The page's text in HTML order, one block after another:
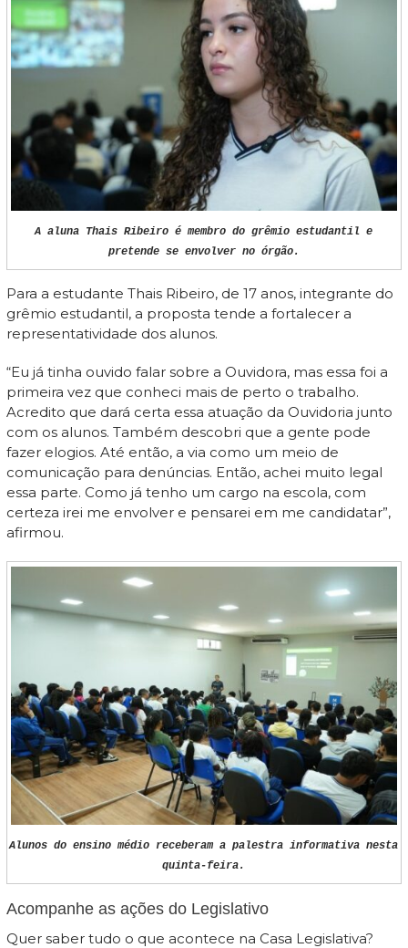
A aluna Thais Ribeiro é membro do grêmio estudantil e
pretende se envolver no órgão.
Para a estudante Thais Ribeiro, de 17 anos, integrante do
grêmio estudantil, a proposta tende a fortalecer a
representatividade dos alunos.
“Eu já tinha ouvido falar sobre a Ouvidora, mas essa foi a
primeira vez que conheci mais de perto o trabalho.
Acredito que dará certa essa atuação da Ouvidoria junto
com os alunos. Também descobri que a gente pode
fazer elogios. Até então, a via como um meio de
comunicação para denúncias. Então, achei muito legal
essa parte. Como já tenho um cargo na escola, com
certeza irei me envolver e pensarei em me candidatar”,
afirmou.
Alunos do ensino médio receberam a palestra informativa nesta
quinta-feira.
Acompanhe as ações do Legislativo
Quer saber tudo o que acontece na Casa Legislativa?